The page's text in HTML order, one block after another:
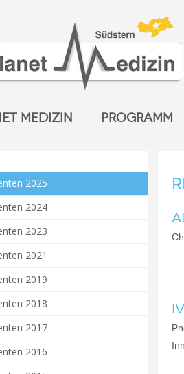
MEDIZIN PROGRAMM
2025
2024
2023
2021
2019
2018
2017
2016